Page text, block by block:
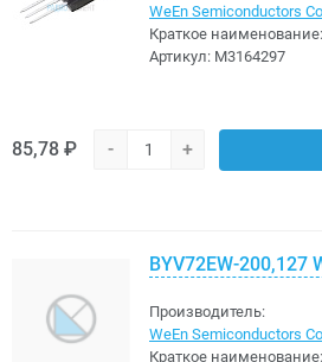
WeEn Semiconductors
Краткое наименование:
Артикул: M3164297
85,78 ₽ - +
BYV72EW-200,127
Производитель:
WeEn Semiconductors
Краткое наименование: